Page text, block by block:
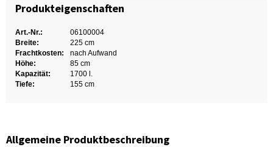
Produkteigenschaften
Art.-Nr.:
06100004
Breite:
225 cm
Frachtkosten:
nach Aufwand
Höhe:
85 cm
Kapazität:
1700 l.
Tiefe:
155 cm
Allgemeine Produktbeschreibung